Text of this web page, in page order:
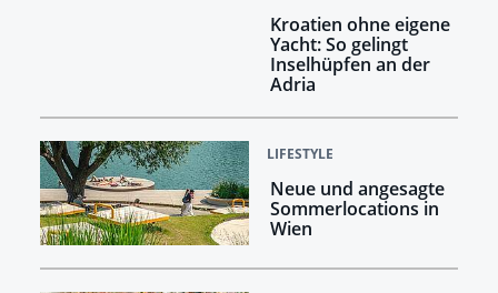
Kroatien ohne eigene
Yacht: So gelingt
Inselhüpfen an der
Adria
LIFESTYLE
Neue und angesagte
Sommerlocations in
Wien